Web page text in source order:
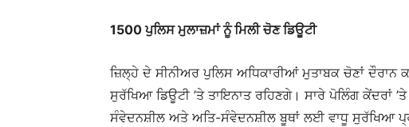
1500 ਪੁਲਿਸ ਮੁਲਾਜ਼ਮਾਂ ਨੂੰ ਮਿਲੀ ਚੋਣ ਡਿਊਟੀ
ਜ਼ਿਲ੍ਹੇ ਦੇ ਸੀਨੀਅਰ ਪੁਲਿਸ ਅਧਿਕਾਰੀਆਂ ਮੁਤਾਬਕ ਚੋਣਾਂ ਦੌਰਾਨ
ਸੁਰੱਖਿਆ ਡਿਊਟੀ ’ਤੇ ਤਾਇਨਾਤ ਰਹਿਣਗੇ। ਸਾਰੇ ਪੋਲਿੰਗ ਕੇਂਦਰਾਂ
ਸੰਵੇਦਨਸ਼ੀਲ ਅਤੇ ਅਤਿ-ਸੰਵੇਦਨਸ਼ੀਲ ਬੂਥਾਂ ਲਈ ਵਾਧੂ ਸੁਰੱਖਿਆ